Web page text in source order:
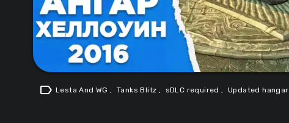
label Lesta And WG , Tanks Blitz , sDLC required , Updated hangar